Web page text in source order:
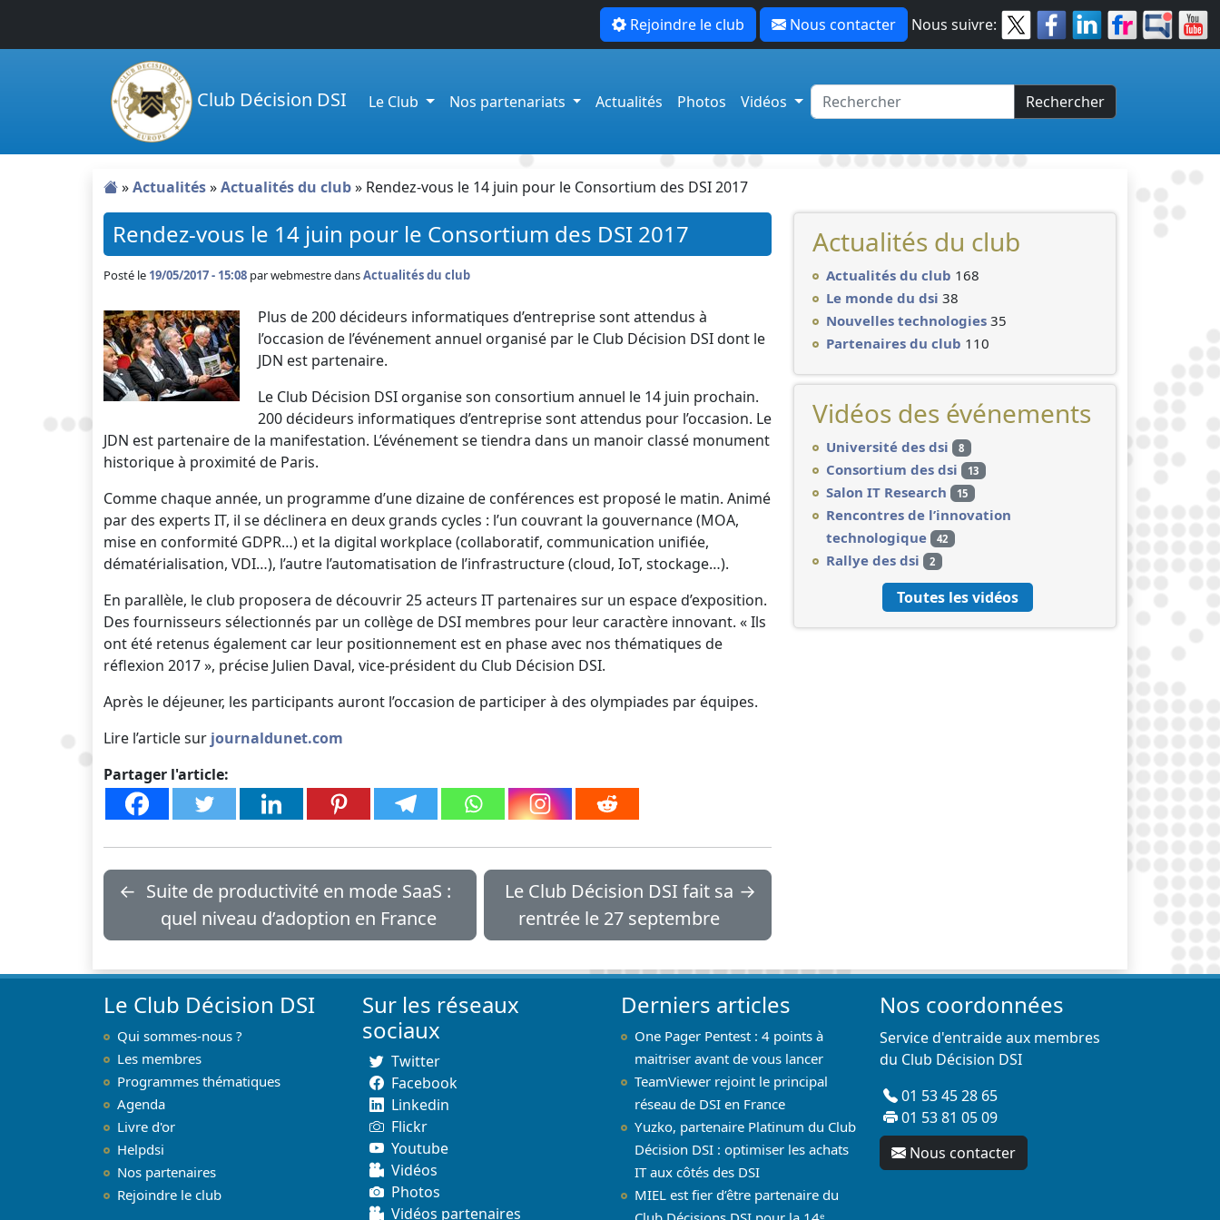
Rejoindre le club Nous contacter Nous suivre:
Club Décision DSI Le Club Nos partenariats Actualités Photos Vidéos Rechercher
»Actualités»Actualités du club» Rendez-vous le 14 juin pour le Consortium des DSI 2017
Rendez-vous le 14 juin pour le Consortium des DSI 2017
Posté le 19/05/2017 - 15:08 parwebmestre dansActualités du club
Plus de 200 décideurs informatiques d’entreprise sont attendus à
l’occasion de l’événement annuel organisé par le Club Décision DSI dont le
JDN est partenaire.
Le Club Décision DSI organise son consortium annuel le 14 juin prochain.
200 décideurs informatiques d’entreprise sont attendus pour l’occasion. Le
JDN est partenaire de la manifestation. L’événement se tiendra dans un manoir classé monument
historique à proximité de Paris.
Comme chaque année, un programme d’une dizaine de conférences est proposé le matin. Animé
par des experts IT, il se déclinera en deux grands cycles : l’un couvrant la gouvernance (MOA,
mise en conformité GDPR…) et la digital workplace (collaboratif, communication unifiée,
dématérialisation, VDI…), l’autre l’automatisation de l’infrastructure (cloud, IoT, stockage…).
En parallèle, le club proposera de découvrir 25 acteurs IT partenaires sur un espace d’exposition.
Des fournisseurs sélectionnés par un collège de DSI membres pour leur caractère innovant. « Ils
ont été retenus également car leur positionnement est en phase avec nos thématiques de
réflexion 2017 », précise Julien Daval, vice-président du Club Décision DSI.
Après le déjeuner, les participants auront l’occasion de participer à des olympiades par équipes.
Lire l’article sur journaldunet.com
Partager l'article:
← Suite de productivité en mode SaaS :
quel niveau d’adoption en France
Le Club Décision DSI fait sa
rentrée le 27 septembre
→
Actualités du club
Actualités du club 168
Le monde du dsi 38
Nouvelles technologies 35
Partenaires du club 110
Vidéos des événements
Université des dsi 8
Consortium des dsi 13
Salon IT Research 15
Rencontres de l’innovation
technologique
42
Rallye des dsi 2
Toutes les vidéos
Le Club Décision DSI
Qui sommes-nous ?
Les membres
Programmes thématiques
Agenda
Livre d'or
Helpdsi
Nos partenaires
Rejoindre le club
Sur les réseaux
sociaux
Twitter
Facebook
Linkedin
Flickr
Youtube
Vidéos
Photos
Vidéos partenaires
Derniers articles
One Pager Pentest : 4 points à
maitriser avant de vous lancer
TeamViewer rejoint le principal
réseau de DSI en France
Yuzko, partenaire Platinum du Club
Décision DSI : optimiser les achats
IT aux côtés des DSI
MIEL est fier d’être partenaire du
Nos coordonnées
Service d'entraide aux membres
du Club Décision DSI
01 53 45 28 65
01 53 81 05 09
Nous contacter